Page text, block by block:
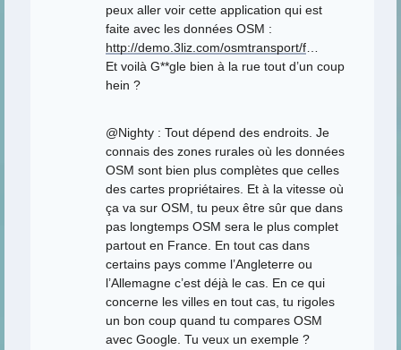
peux aller voir cette application qui est
faite avec les données OSM :
http://demo.3liz.com/osmtransport/f…
Et voilà G**gle bien à la rue tout d’un coup
hein ?
@Nighty : Tout dépend des endroits. Je
connais des zones rurales où les données
OSM sont bien plus complètes que celles
des cartes propriétaires. Et à la vitesse où
ça va sur OSM, tu peux être sûr que dans
pas longtemps OSM sera le plus complet
partout en France. En tout cas dans
certains pays comme l’Angleterre ou
l’Allemagne c’est déjà le cas. En ce qui
concerne les villes en tout cas, tu rigoles
un bon coup quand tu compares OSM
avec Google. Tu veux un exemple ?